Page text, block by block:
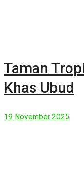
Taman
Khas Ubud
19 November 2025